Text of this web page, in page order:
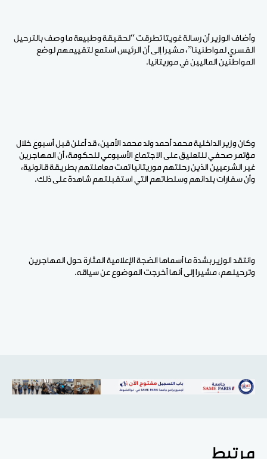
وأضاف الوزير أن رسالة غويتا تطرقت “لحقيقة وطبيعة ما وصف بالترحيل
القسري لمواطنينا”، مشيرا إلى أن الرئيس استمع لتقييمهم لوضع
المواطنين الماليين في موريتانيا.
وكان وزير الداخلية محمد أحمد ولد محمد الأمين، قد أعلن قبل أسبوع خلال
مؤتمر صحفي للتعليق على الاجتماع الأسبوعي للحكومة، أن المهاجرين
غير الشرعيين الذين رحلتهم موريتانيا تمت معاملتهم بطريقة قانونية،
وأن سفارات بلدانهم وسلطاتهم التي استقبلتهم شاهدة على ذلك.
وانتقد الوزير بشدة ما أسماها الضجة الإعلامية المثارة حول المهاجرين
وترحيلهم، مشيرا إلى أنها أخرجت الموضوع عن سياقه.
مرتبط